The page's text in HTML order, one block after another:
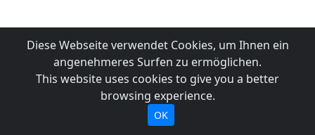
Diese Webseite verwendet Cookies, um Ihnen ein
angenehmeres Surfen zu ermöglichen.
This website uses cookies to give you a better
browsing experience.
OK